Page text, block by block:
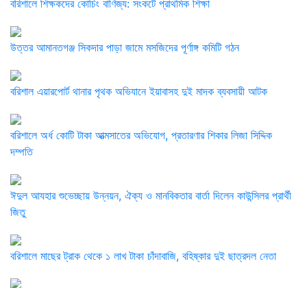
বরিশালে শিক্ষকদের কোচিং বাণিজ্য: সংকটে প্রাথমিক শিক্ষা
উত্তর আমানতগঞ্জ সিকদার পাড়া জামে মসজিদের পূর্ণাঙ্গ কমিটি গঠন
বরিশাল এয়ারপোর্ট থানার পৃথক অভিযানে ইয়াবাসহ দুই মাদক ব্যবসায়ী আটক ​
বরিশালে অর্ধ কোটি টাকা আত্মসাতের অভিযোগ, প্রতারণার শিকার লিজা সিদ্দিক
দম্পতি
ঈদুল আযহার শুভেচ্ছায় উন্নয়ন, ঐক্য ও মানবিকতার বার্তা দিলেন কাউন্সিলর প্রার্থী
জিতু
বরিশালে মাছের ট্রাক থেকে ১ লাখ টাকা চাঁদাবাজি, বহিষ্কার দুই ছাত্রদল নেতা